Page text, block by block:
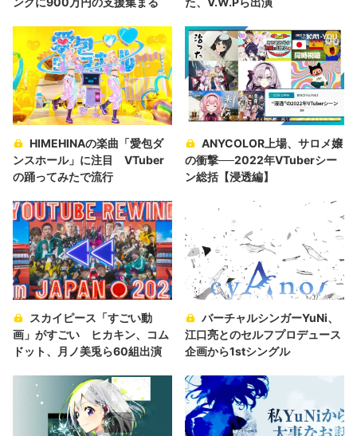
HIMEHINAの楽曲「愛包ダ
ンスホール」に注目 VTuber
の踊ってみたで流行
ANYCOLOR上場、サロメ嬢
の衝撃──2022年VTuberシー
ン総括【浸透編】
スカイピース「すごい動
画」がすごい ヒカキン、コム
ドット、月ノ美兎ら60組出演
バーチャルシンガーYuNi、
江口亮とのセルフプロデュース
企画から1stシングル